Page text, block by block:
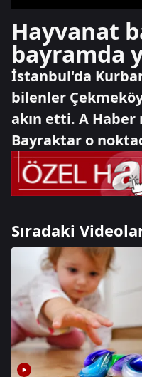
Hayvanat
bayramda
İstanbul'da
bilenler
akın etti. A
Bayraktar o
Sıradaki